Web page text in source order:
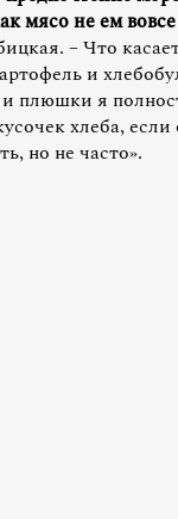
мясо не ем вовсе
– Что
и
плюшки я
хлеба,
но не часто».